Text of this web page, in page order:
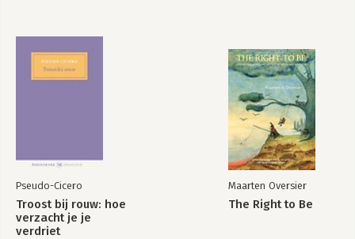
Pseudo-Cicero
Troost bij rouw: hoe
verzacht je je
verdriet
Maarten Oversier
The Right to Be